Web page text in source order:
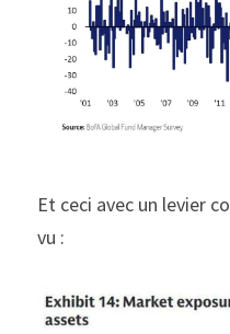
Et ceci avec un levier
vu :